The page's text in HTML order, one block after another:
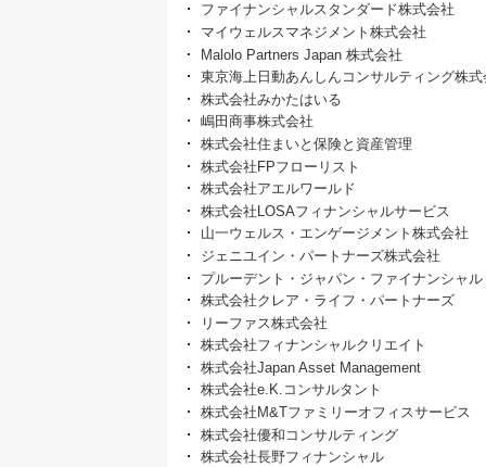
ファイナンシャルスタンダード株式会社
マイウェルスマネジメント株式会社
Malolo Partners Japan 株式会社
東京海上日動あんしんコンサルティング株式
株式会社みかたはいる
嶋田商事株式会社
株式会社住まいと保険と資産管理
株式会社FPフローリスト
株式会社アエルワールド
株式会社LOSAフィナンシャルサービス
山一ウェルス・エンゲージメント株式会社
ジェニユイン・パートナーズ株式会社
プルーデント・ジャパン・ファイナンシャ
株式会社クレア・ライフ・パートナーズ
リーファス株式会社
株式会社フィナンシャルクリエイト
株式会社Japan Asset Management
株式会社e.K.コンサルタント
株式会社M&Tファミリーオフィスサービス
株式会社優和コンサルティング
株式会社長野フィナンシャル